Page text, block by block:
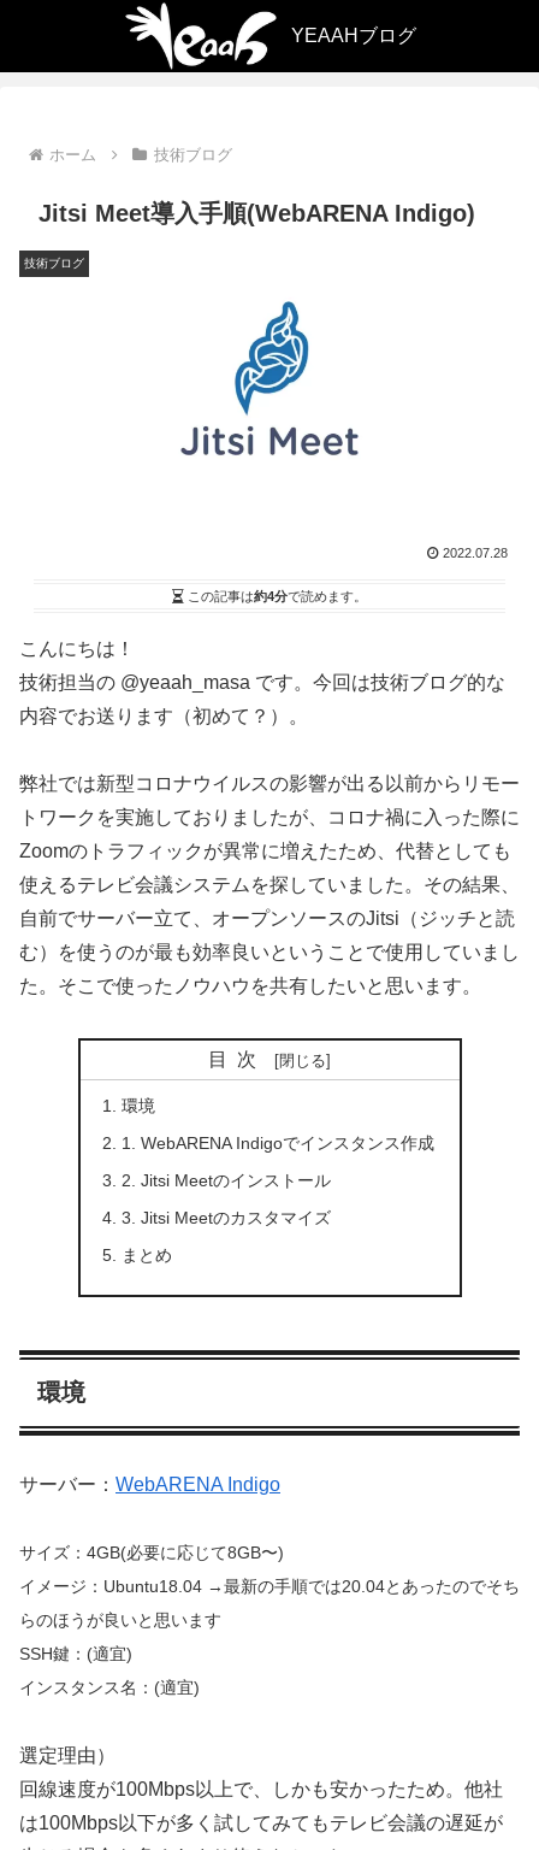
ホーム 技術ブログ
Jitsi Meet導入手順(WebARENA Indigo)
技術ブログ
2022.07.28
この記事は約4分で読めます。
こんにちは！
技術担当の @yeaah_masa です。今回は技術ブログ的な
内容でお送ります（初めて？）。
弊社では新型コロナウイルスの影響が出る以前からリモー
トワークを実施しておりましたが、コロナ禍に入った際に
Zoomのトラフィックが異常に増えたため、代替としても
使えるテレビ会議システムを探していました。その結果、
自前でサーバー立て、オープンソースのJitsi（ジッチと読
む）を使うのが最も効率良いということで使用していまし
た。そこで使ったノウハウを共有したいと思います。
目次
環境
1. WebARENA Indigoでインスタンス作成
2. Jitsi Meetのインストール
3. Jitsi Meetのカスタマイズ
まとめ
環境
サーバー： WebARENA Indigo
サイズ：4GB(必要に応じて8GB〜)
イメージ：Ubuntu18.04 →最新の手順では20.04とあったのでそち
らのほうが良いと思います
SSH鍵：(適宜)
インスタンス名：(適宜)
選定理由）
回線速度が100Mbps以上で、しかも安かったため。他社
は100Mbps以下が多く試してみてもテレビ会議の遅延が